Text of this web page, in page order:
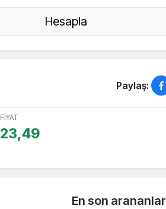
Hesapla
Paylaş:
FİYAT
23,49
En son arananlar